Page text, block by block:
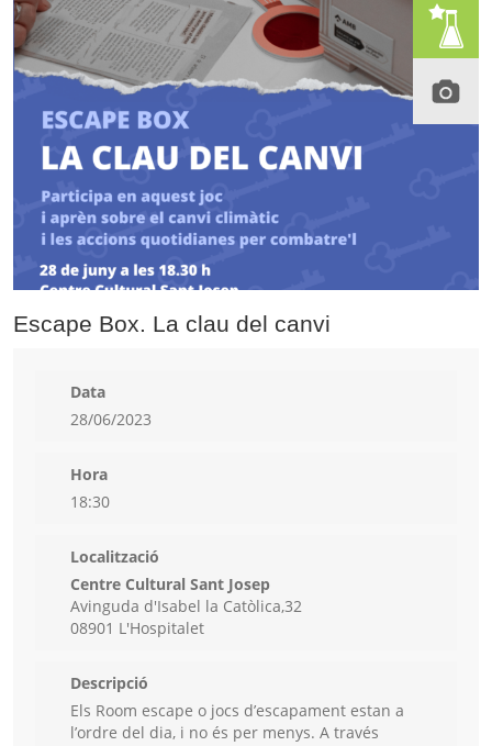
Escape Box. La clau del canvi
Data
28/06/2023
Hora
18:30
Localització
Centre Cultural Sant Josep
Avinguda d'Isabel la Catòlica,32
08901 L'Hospitalet
Descripció
Els Room escape o jocs d’escapament estan a
l’ordre del dia, i no és per menys. A través